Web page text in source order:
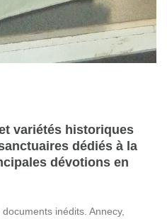
variétés historiques
dédiés à la
dévotions en
inédits. Annecy,